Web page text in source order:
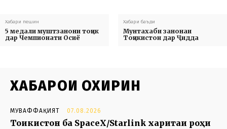
Хабари пешин
5 медали муштзанони тоҷик
дар Чемпионати Осиё
Хабари баъди
Мунтахаби занонаи
Тоҷикистон дар Ҷидда
ХАБАРҲОИ ОХИРИН
МУВАФФАҚИЯТ 07.08.2026
Тоҷикистон ба SpaceX/Starlink харитаи роҳи